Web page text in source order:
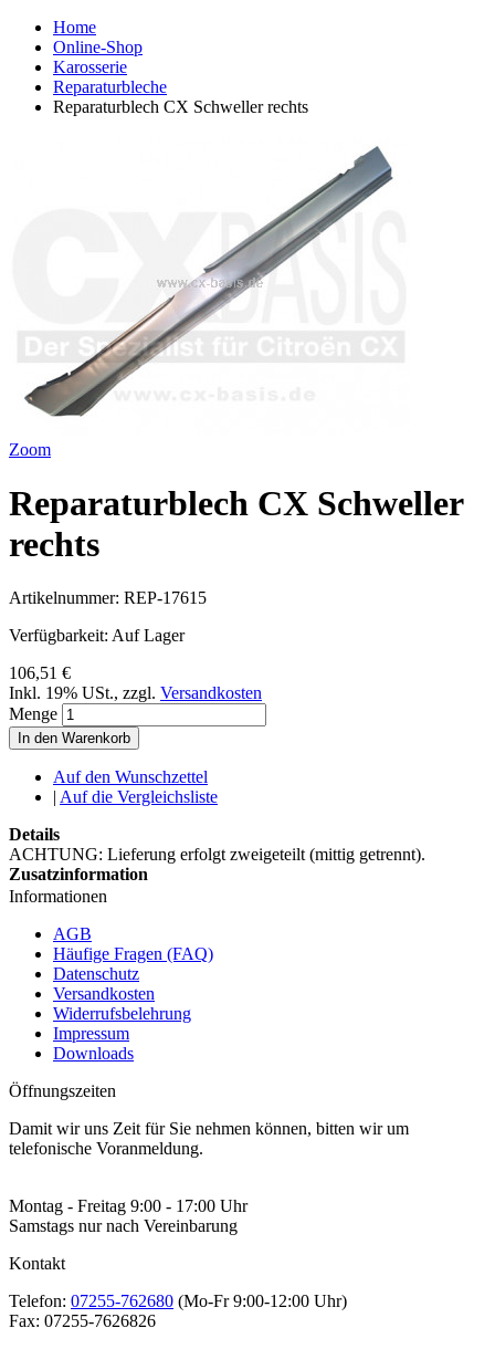
Home
Online-Shop
Karosserie
Reparaturbleche
Reparaturblech CX Schweller rechts
Zoom
Reparaturblech CX Schweller
rechts
Artikelnummer: REP-17615
Verfügbarkeit: Auf Lager
106,51 €
Inkl. 19% USt., zzgl. Versandkosten
Menge
In den Warenkorb
Auf den Wunschzettel
| Auf die Vergleichsliste
Details
ACHTUNG: Lieferung erfolgt zweigeteilt (mittig getrennt).
Zusatzinformation
Informationen
AGB
Häufige Fragen (FAQ)
Datenschutz
Versandkosten
Widerrufsbelehrung
Impressum
Downloads
Öffnungszeiten
Damit wir uns Zeit für Sie nehmen können, bitten wir um
telefonische Voranmeldung.
Montag - Freitag 9:00 - 17:00 Uhr
Samstags nur nach Vereinbarung
Kontakt
Telefon: 07255-762680 (Mo-Fr 9:00-12:00 Uhr)
Fax: 07255-7626826